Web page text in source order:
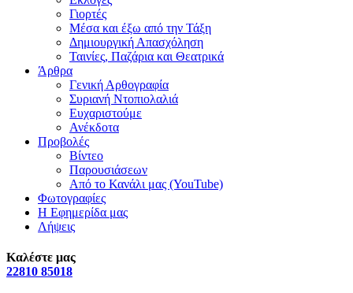
Γιορτές
Μέσα και έξω από την Τάξη
Δημιουργική Απασχόληση
Ταινίες, Παζάρια και Θεατρικά
Άρθρα
Γενική Αρθογραφία
Συριανή Ντοπιολαλιά
Ευχαριστούμε
Ανέκδοτα
Προβολές
Βίντεο
Παρουσιάσεων
Από το Κανάλι μας (YouTube)
Φωτογραφίες
Η Εφημερίδα μας
Λήψεις
Καλέστε μας
22810 85018